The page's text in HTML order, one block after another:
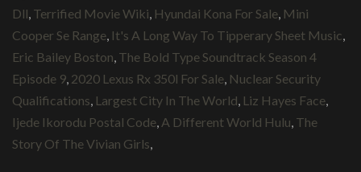
Dll Terrified Movie Wiki Hyundai Kona For Sale Mini
Cooper Se Range It's A Long Way To Tipperary Sheet Music
Eric Bailey Boston The Bold Type Soundtrack Season 4
Episode 9 2020 Lexus Rx 350l For Sale Nuclear Security
Qualifications Largest City In The World Liz Hayes Face
Ijede Ikorodu Postal Code A Different World Hulu The
Story Of The Vivian Girls